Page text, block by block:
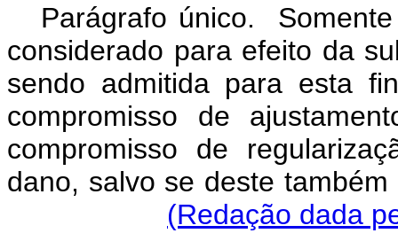
Parágrafo único.
considerado para efeito da
sendo admitida para esta
compromisso de
compromisso de
dano, salvo se deste
(Redação dada